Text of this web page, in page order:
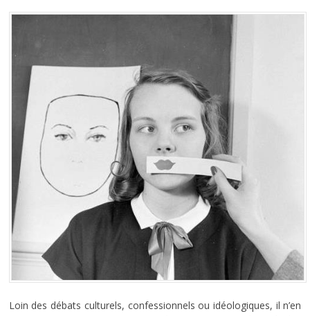
Loin des débats culturels, confessionnels ou idéologiques, il n’en